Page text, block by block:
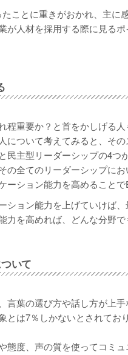
ことに重きがおかれ、主に
が人材を採用する際に見る
程重要か？と首をかしげる人
について考えてみると、そ
主型リーダーシップの4つ
の全てのリーダーシップに
ーション能力を高めることで
ション能力を上げていけば
力を高めれば、どんな分野で
いて
言葉の選び方や話し方が上手
とは7％しかないとされて
態度、声の質を使ってコミ